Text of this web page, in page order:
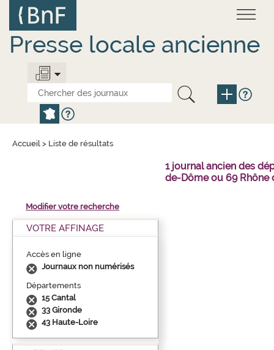
contenu
principal
Presse locale ancienne
Accueil > Liste de résultats
1 journal ancien des
de-Dôme ou 69 Rhône
Modifier votre recherche
VOTRE AFFINAGE
Accès en ligne
Journaux non numérisés
Départements
15 Cantal
33 Gironde
43 Haute-Loire
Panneau de gestion des cookies